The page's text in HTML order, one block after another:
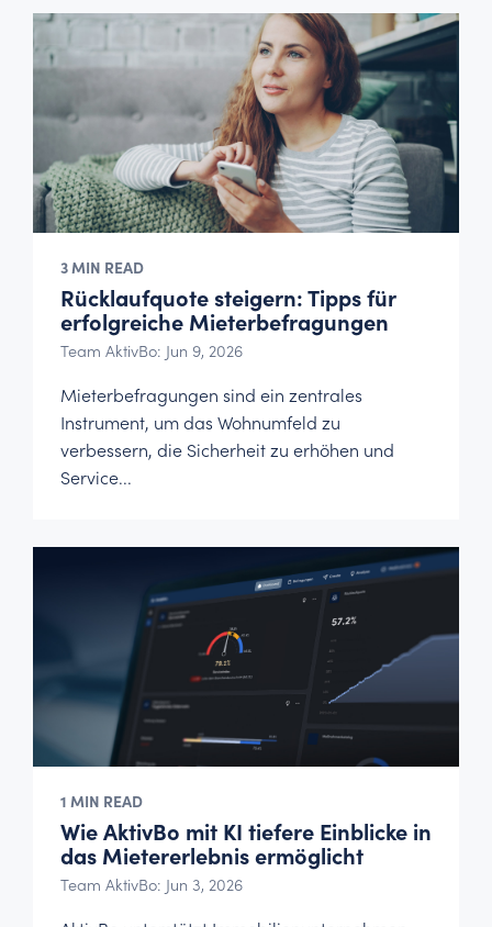
3 MIN READ
Rücklaufquote steigern: Tipps für
erfolgreiche Mieterbefragungen
Team AktivBo: Jun 9, 2026
Mieterbefragungen sind ein zentrales
Instrument, um das Wohnumfeld zu
verbessern, die Sicherheit zu erhöhen und
Service...
1 MIN READ
Wie AktivBo mit KI tiefere Einblicke in
das Mietererlebnis ermöglicht
Team AktivBo: Jun 3, 2026